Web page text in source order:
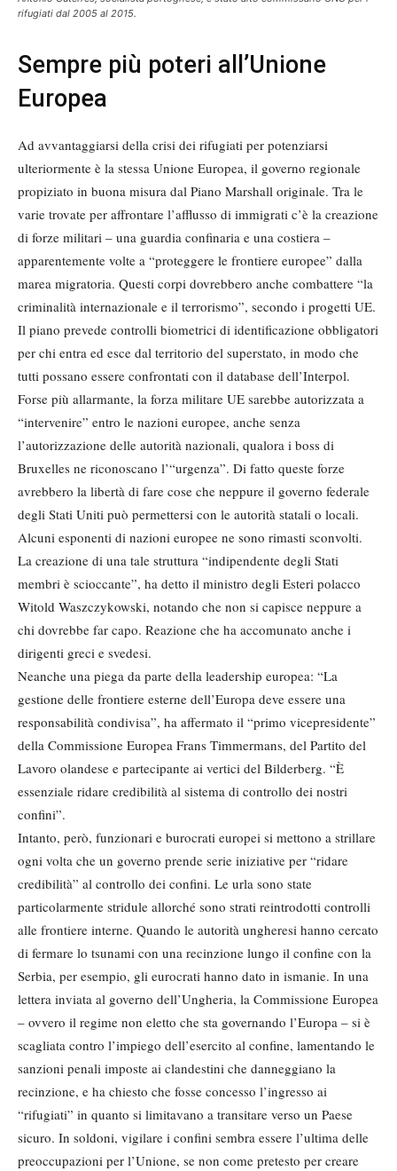
rifugiati dal 2005 al 2015.
Sempre più poteri all’Unione
Europea
Ad avvantaggiarsi della crisi dei rifugiati per potenziarsi
ulteriormente è la stessa Unione Europea, il governo regionale
propiziato in buona misura dal Piano Marshall originale. Tra le
varie trovate per affrontare l’afflusso di immigrati c’è la creazione
di forze militari – una guardia confinaria e una costiera –
apparentemente volte a “proteggere le frontiere europee” dalla
marea migratoria. Questi corpi dovrebbero anche combattere “la
criminalità internazionale e il terrorismo”, secondo i progetti UE.
Il piano prevede controlli biometrici di identificazione obbligatori
per chi entra ed esce dal territorio del superstato, in modo che
tutti possano essere confrontati con il database dell’Interpol.
Forse più allarmante, la forza militare UE sarebbe autorizzata a
“intervenire” entro le nazioni europee, anche senza
l’autorizzazione delle autorità nazionali, qualora i boss di
Bruxelles ne riconoscano l’“urgenza”. Di fatto queste forze
avrebbero la libertà di fare cose che neppure il governo federale
degli Stati Uniti può permettersi con le autorità statali o locali.
Alcuni esponenti di nazioni europee ne sono rimasti sconvolti.
La creazione di una tale struttura “indipendente degli Stati
membri è scioccante”, ha detto il ministro degli Esteri polacco
Witold Waszczykowski, notando che non si capisce neppure a
chi dovrebbe far capo. Reazione che ha accomunato anche i
dirigenti greci e svedesi.
Neanche una piega da parte della leadership europea: “La
gestione delle frontiere esterne dell’Europa deve essere una
responsabilità condivisa”, ha affermato il “primo vicepresidente”
della Commissione Europea Frans Timmermans, del Partito del
Lavoro olandese e partecipante ai vertici del Bilderberg. “È
essenziale ridare credibilità al sistema di controllo dei nostri
confini”.
Intanto, però, funzionari e burocrati europei si mettono a strillare
ogni volta che un governo prende serie iniziative per “ridare
credibilità” al controllo dei confini. Le urla sono state
particolarmente stridule allorché sono strati reintrodotti controlli
alle frontiere interne. Quando le autorità ungheresi hanno cercato
di fermare lo tsunami con una recinzione lungo il confine con la
Serbia, per esempio, gli eurocrati hanno dato in ismanie. In una
lettera inviata al governo dell’Ungheria, la Commissione Europea
– ovvero il regime non eletto che sta governando l’Europa – si è
scagliata contro l’impiego dell’esercito al confine, lamentando le
sanzioni penali imposte ai clandestini che danneggiano la
recinzione, e ha chiesto che fosse concesso l’ingresso ai
“rifugiati” in quanto si limitavano a transitare verso un Paese
sicuro. In soldoni, vigilare i confini sembra essere l’ultima delle
preoccupazioni per l’Unione, se non come pretesto per creare